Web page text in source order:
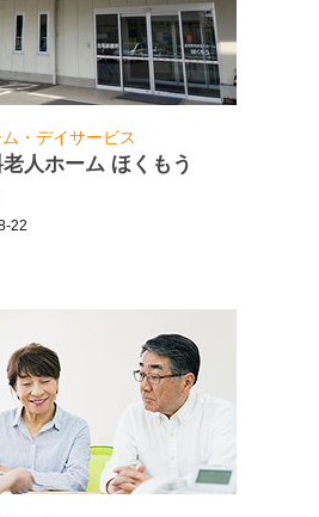
・デイサービス
人ホーム ほくもう
22